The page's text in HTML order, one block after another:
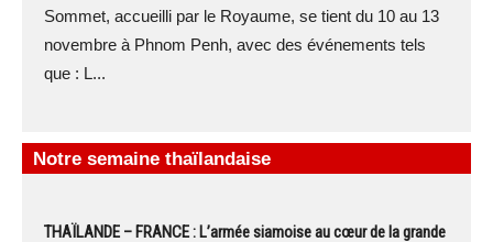
Sommet, accueilli par le Royaume, se tient du 10 au 13
novembre à Phnom Penh, avec des événements tels
que : L...
Notre semaine thaïlandaise
THAÏLANDE – FRANCE : L’armée siamoise au cœur de la grande